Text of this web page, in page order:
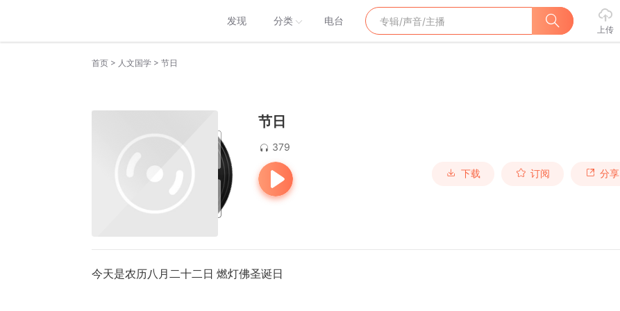
发现 分类 电台
上传
首页 > 人文国学 > 节日
节日
379
下载 订阅 分享
今天是农历八月二十二日 燃灯佛圣诞日